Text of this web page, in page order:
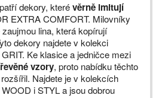
dekory, kterévěrně imitují
EXTRA COMFORT. Milovníky
lina, která kopírují
dekory najdete v kolekci
Ke klasice a jedničce mezi
vzory, proto nabídku těchto
Najdete je v kolekcích
i STYL a jsou dobrou